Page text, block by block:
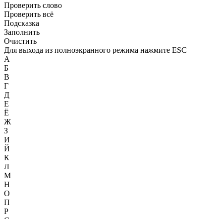
Проверить слово
Проверить всё
Подсказка
Заполнить
Очистить
Для выхода из полноэкранного режима нажмите ESC
А
Б
В
Г
Д
Е
Ё
Ж
З
И
Й
К
Л
М
Н
О
П
Р